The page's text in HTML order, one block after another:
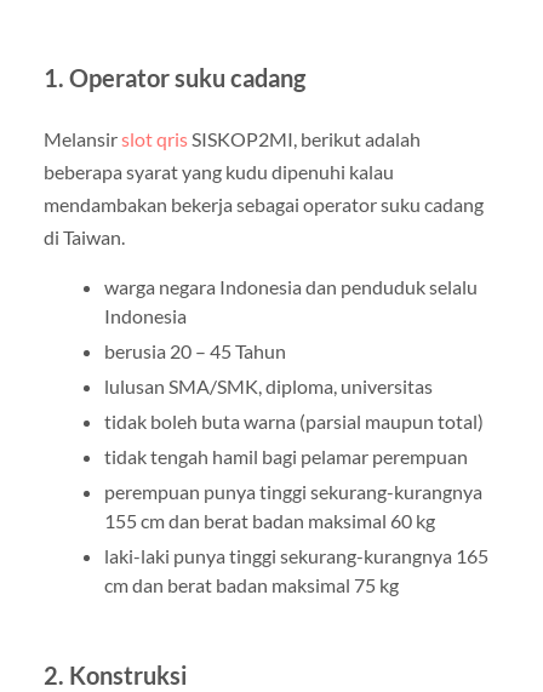
1. Operator suku cadang
Melansirslot qrisSISKOP2MI, berikut adalah
beberapa syarat yang kudu dipenuhi kalau
mendambakan bekerja sebagai operator suku cadang
di Taiwan.
warga negara Indonesia dan penduduk selalu
Indonesia
berusia 20 – 45 Tahun
lulusan SMA/SMK, diploma, universitas
tidak boleh buta warna (parsial maupun total)
tidak tengah hamil bagi pelamar perempuan
perempuan punya tinggi sekurang-kurangnya
155 cm dan berat badan maksimal 60 kg
laki-laki punya tinggi sekurang-kurangnya 165
cm dan berat badan maksimal 75 kg
2. Konstruksi